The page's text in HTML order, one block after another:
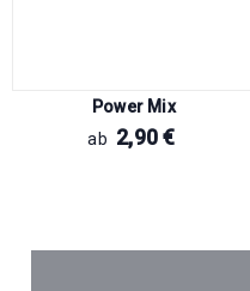
Power Mix
ab 2,90€